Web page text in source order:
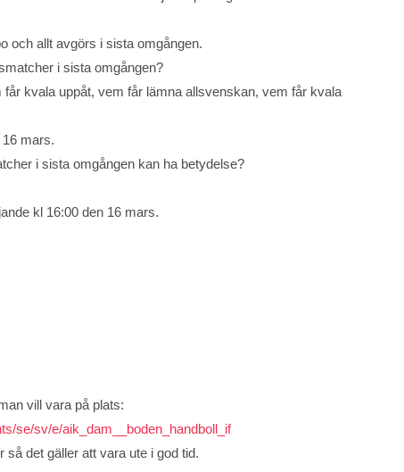
och allt avgörs i sista omgången.
i sista omgången?
får kvala uppåt, vem får lämna allsvenskan, vem får kvala
mars.
i sista omgången kan ha betydelse?
kl 16:00 den 16 mars.
vill vara på plats:
se/sv/e/aik_dam__boden_handboll_if
så det gäller att vara ute i god tid.